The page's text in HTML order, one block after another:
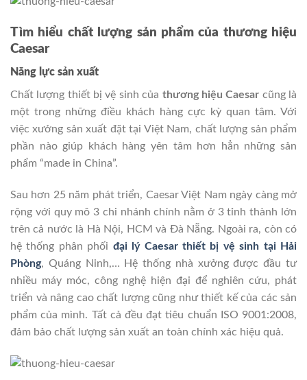
Tìm hiểu chất lượng sản phẩm của thương hiệu
Caesar
Năng lực sản xuất
Chất lượng thiết bị vệ sinh của thương hiệu Caesar cũng là
một trong những điều khách hàng cực kỳ quan tâm. Với
việc xưởng sản xuất đặt tại Việt Nam, chất lượng sản phẩm
phần nào giúp khách hàng yên tâm hơn hẳn những sản
phẩm “made in China”.
Sau hơn 25 năm phát triển, Caesar Việt Nam ngày càng mở
rộng với quy mô 3 chi nhánh chính nằm ở 3 tỉnh thành lớn
trên cả nước là Hà Nội, HCM và Đà Nẵng. Ngoài ra, còn có
hệ thống phân phối đại lý Caesar thiết bị vệ sinh tại Hải
Phòng, Quáng Ninh,… Hệ thống nhà xưởng được đầu tư
nhiều máy móc, công nghệ hiện đại để nghiên cứu, phát
triển và nâng cao chất lượng cũng như thiết kế của các sản
phẩm của mình. Tất cả đều đạt tiêu chuẩn ISO 9001:2008,
đảm bảo chất lượng sản xuất an toàn chính xác hiệu quả.